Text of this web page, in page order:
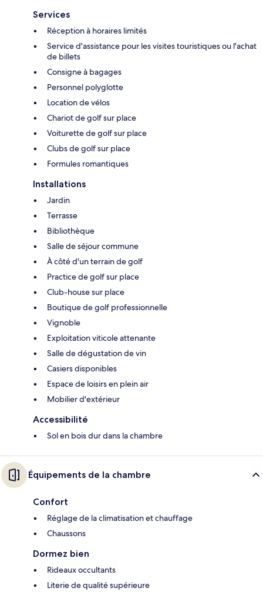
Services
Réception à horaires limités
Service d'assistance pour les visites touristiques ou l'achat
de billets
Consigne à bagages
Personnel polyglotte
Location de vélos
Chariot de golf sur place
Voiturette de golf sur place
Clubs de golf sur place
Formules romantiques
Installations
Jardin
Terrasse
Bibliothèque
Salle de séjour commune
À côté d'un terrain de golf
Practice de golf sur place
Club-house sur place
Boutique de golf professionnelle
Vignoble
Exploitation viticole attenante
Salle de dégustation de vin
Casiers disponibles
Espace de loisirs en plein air
Mobilier d'extérieur
Accessibilité
Sol en bois dur dans la chambre
Équipements de la chambre
Confort
Réglage de la climatisation et chauffage
Chaussons
Dormez bien
Rideaux occultants
Literie de qualité supérieure